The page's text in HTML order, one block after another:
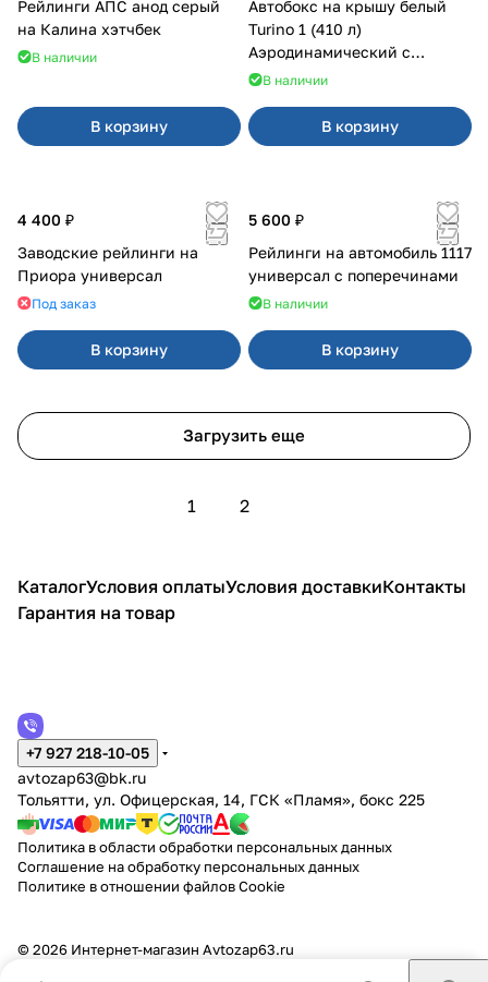
Рейлинги АПС анод серый
на Калина хэтчбек
В наличии
В корзину
Автобокс на крышу белый
Turino 1 (410 л)
Аэродинамический с
двусторонним открыванием
В наличии
В корзину
4 400 ₽
Заводские рейлинги на
Приора универсал
Под заказ
В корзину
5 600 ₽
Рейлинги на автомобиль 1117
универсал с поперечинами
В наличии
В корзину
Загрузить еще
1 2
КаталогУсловия оплатыУсловия доставкиКонтакты
Гарантия на товар
+7 927 218-10-05
avtozap63@bk.ru
Тольятти, ул. Офицерская, 14, ГСК «Пламя», бокс 225
Политика в области обработки персональных данных
Соглашение на обработку персональных данных
Политике в отношении файлов Cookie
© 2026 Интернет-магазин Аvtozap63.ru